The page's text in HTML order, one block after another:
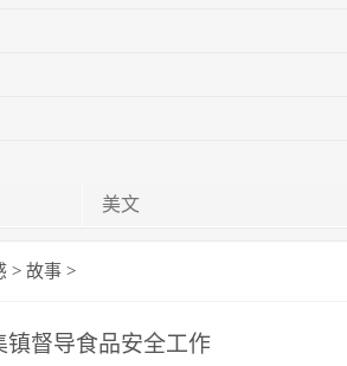
美文
> 故事 >
镇督导食品安全工作